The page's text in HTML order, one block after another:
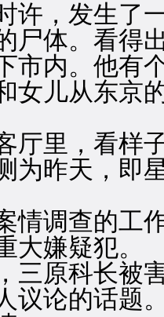
，发生了一
尸体。看得
内。他有个
女儿从东京
里，看样子
为昨天，即
调查的工作
大嫌疑犯。
原科长被害
议论的话题